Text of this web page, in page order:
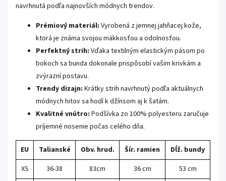
navrhnutá podľa najnovších módnych trendov.
Prémiový materiál: Vyrobená z jemnej jahňacej kože,
ktorá je známa svojou mäkkosťou a odolnosťou.
Perfektný strih: Vďaka textilným elastickým pásom po
bokoch sa bunda dokonale prispôsobí vašim krivkám a
zvýrazní postavu.
Trendy dizajn: Krátky strih navrhnutý podľa aktuálnych
módnych hitov sa hodí k džínsom aj k šatám.
Kvalitné vnútro: Podšívka zo 100% polyesteru zaručuje
príjemné nosenie počas celého dňa.
EU Talianské Obv. hrud. Šír. ramien
Dĺž. bundy
XS
36-38 83cm 36 cm
53 cm